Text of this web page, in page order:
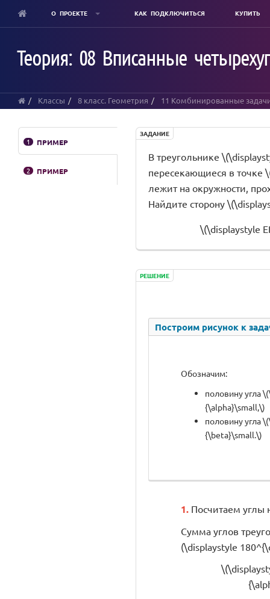
content
О ПРОЕКТЕ КАК ПОДКЛЮЧИТЬСЯ КУПИТЬ
Теория: 08 Вписанные
Классы 8 класс. Геометрия 11 Комбинированные
1 ПРИМЕР
2 ПРИМЕР
ЗАДАНИЕ
В треугольнике
пересекающиеся в точке
лежит на окружности,
Найдите сторону
\(\displaystyle
РЕШЕНИЕ
Построим рисунок к
Обозначим:
половину угла
{\alpha}\small,\)
половину угла
{\beta}\small.\)
1.Посчитаем углы
Сумма углов
(\displaystyle